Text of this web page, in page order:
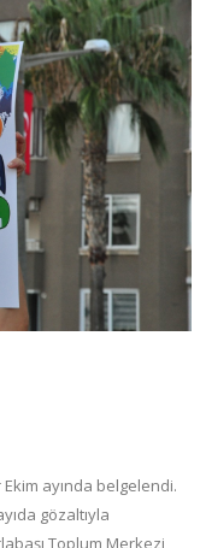
ayında belgelendi.
gözaltıyla
Toplum Merkezi